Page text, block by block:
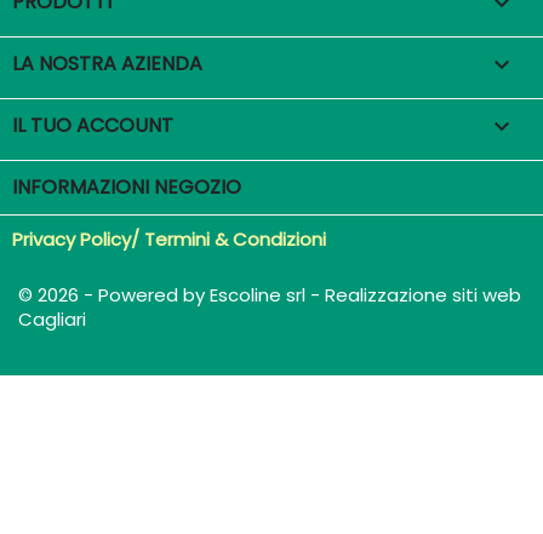
LA NOSTRA AZIENDA 
IL TUO ACCOUNT 
INFORMAZIONI NEGOZIO
Privacy Policy/ Termini & Condizioni
© 2026 - Powered by Escoline srl - Realizzazione siti web
Cagliari